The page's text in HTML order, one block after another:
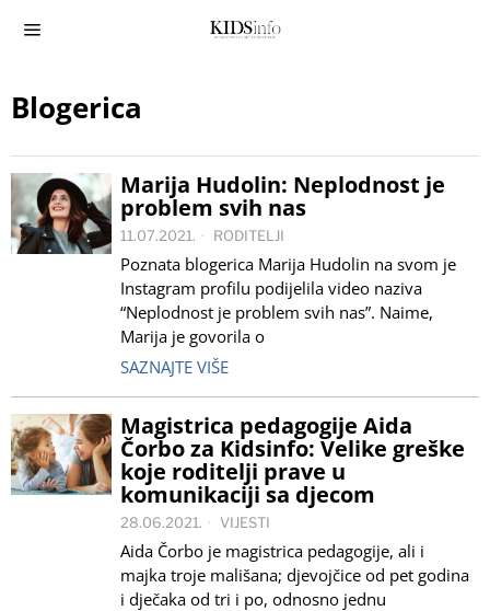
Blogerica
Marija Hudolin: Neplodnost je
problem svih nas
11.07.2021. RODITELJI
Poznata blogerica Marija Hudolin na svom je
Instagram profilu podijelila video naziva
“Neplodnost je problem svih nas”. Naime,
Marija je govorila o
SAZNAJTE VIŠE
Magistrica pedagogije Aida
Čorbo za Kidsinfo: Velike greške
koje roditelji prave u
komunikaciji sa djecom
28.06.2021. VIJESTI
Aida Čorbo je magistrica pedagogije, ali i
majka troje mališana; djevojčice od pet godina
i dječaka od tri i po, odnosno jednu